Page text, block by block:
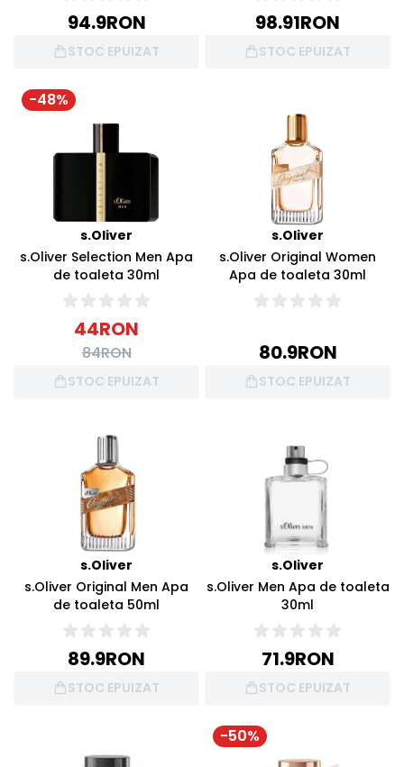
94.9RON
STOC EPUIZAT
98.91RON
STOC EPUIZAT
-48%
s.Oliver
s.Oliver Selection Men Apa
de toaleta 30ml
44RON
84RON
STOC EPUIZAT
s.Oliver
s.Oliver Original Women
Apa de toaleta 30ml
80.9RON
STOC EPUIZAT
s.Oliver
s.Oliver Original Men Apa
de toaleta 50ml
89.9RON
STOC EPUIZAT
s.Oliver
s.Oliver Men Apa de toaleta
30ml
71.9RON
STOC EPUIZAT
-50%